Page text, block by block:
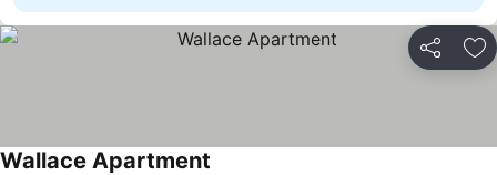
Teilen
Wallace Apartment